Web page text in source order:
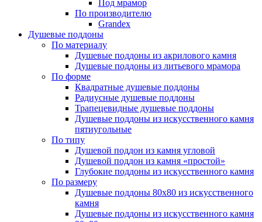
Под мрамор
По производителю
Grandex
Душевые поддоны
По материалу
Душевые поддоны из акрилового камня
Душевые поддоны из литьевого мрамора
По форме
Квадратные душевые поддоны
Радиусные душевые поддоны
Трапецевидные душевые поддоны
Душевые поддоны из искусственного камня
пятиугольные
По типу
Душевой поддон из камня угловой
Душевой поддон из камня «простой»
Глубокие поддоны из искусственного камня
По размеру
Душевые поддоны 80х80 из искусственного
камня
Душевые поддоны из искусственного камня